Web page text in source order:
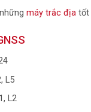
máy trắc địa tốt
L5
L2